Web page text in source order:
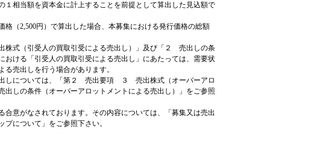
１相当額を資本金に計上することを前提として算出した見込額で
格（2,500円）で算出した場合、本募集における発行価格の総額
式（引受人の買取引受による売出し）」及び「２ 売出しの条
おける「引受人の買取引受による売出し」にあたっては、需要状
売出しを行う場合があります。
しについては、「第２ 売出要項 ３ 売出株式（オーバーアロ
しの条件（オーバーアロットメントによる売出し）」をご参照
合意がなされております。その内容については、「募集又は売出
について」をご参照下さい。